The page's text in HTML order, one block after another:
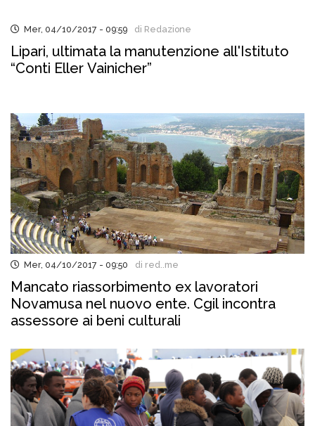
Mer, 04/10/2017 - 09:59 di Redazione
Lipari, ultimata la manutenzione all'Istituto
“Conti Eller Vainicher”
Mer, 04/10/2017 - 09:50 di red..me
Mancato riassorbimento ex lavoratori
Novamusa nel nuovo ente. Cgil incontra
assessore ai beni culturali